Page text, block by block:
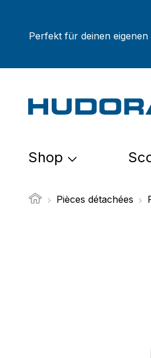
Perfekt für deinen
Shop
Pièces détachées